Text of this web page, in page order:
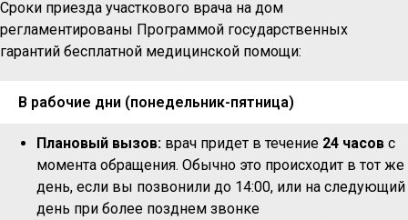
Сроки приезда участкового врача на дом
регламентированы Программой государственных
гарантий бесплатной медицинской помощи:
В рабочие дни (понедельник-пятница)
Плановый вызов: врач придет в течение 24 часов с
момента обращения. Обычно это происходит в тот же
день, если вы позвонили до 14:00, или на следующий
день при более позднем звонке